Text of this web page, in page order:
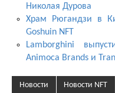
Николая Дурова
Храм Рюгандзи в
Goshuin NFT
Lamborghini
Animoca Brands и
Новости Новости NFT